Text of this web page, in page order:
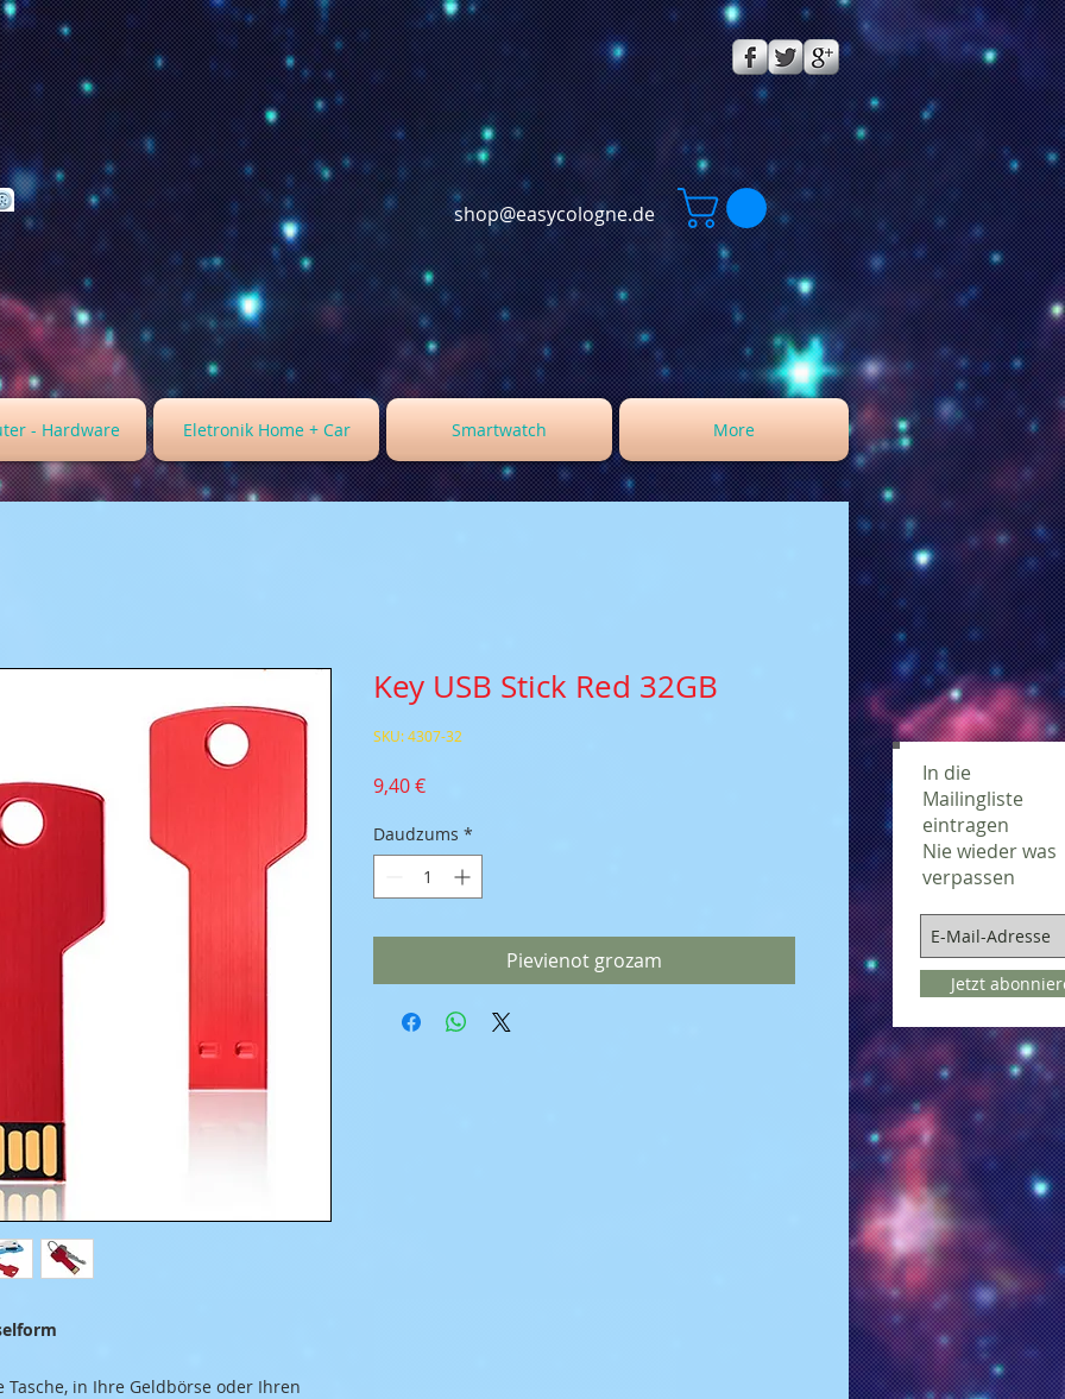
shop@easycologne.de
- Hardware Eletronik Home + Car Smartwatch More
in Schlüsselform
in Ihre Geldbörse oder Ihren
Key USB Stick Red 32GB
SKU: 4307-32
9,40 €Cena
Daudzums *
Pievienot grozam
In die
Mailingliste
eintragen
Nie wieder was
verpassen
Jetzt